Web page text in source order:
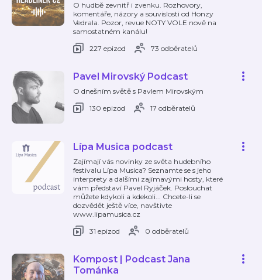
O hudbě zevnitř i zvenku. Rozhovory,
komentáře, názory a souvislosti od Honzy
Vedrala. Pozor, revue NOTY VOLE nově na
samostatném kanálu!
227 epizod
73 odběratelů
Pavel Mirovský Podcast
O dnešním světě s Pavlem Mirovským
130 epizod
17 odběratelů
Lípa Musica podcast
Zajímají vás novinky ze světa hudebního
festivalu Lípa Musica? Seznamte se s jeho
interprety a dalšími zajímavými hosty, které
vám představí Pavel Ryjáček. Poslouchat
můžete kdykoli a kdekoli... Chcete-li se
dozvědět ještě více, navštivte
www.lipamusica.cz
31 epizod
0 odběratelů
Kompost | Podcast Jana
Tománka